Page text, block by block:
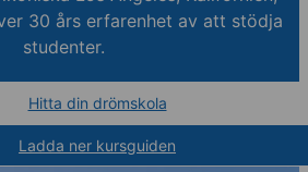
30 års erfarenhet av att stödja
studenter.
Hitta din drömskola
Ladda ner kursguiden